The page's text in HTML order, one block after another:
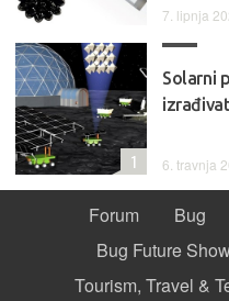
7. lipnja
Solarni
6. travnja
1
Forum Bug
Bug Future
Tourism, Travel &